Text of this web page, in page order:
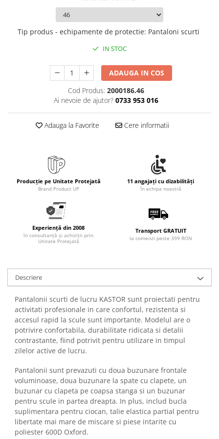
Tip produs - echipamente de protectie: Pantaloni scurti
IN STOC
ADAUGA IN COS
Cod Produs: 2000186.46
Ai nevoie de ajutor? 0733 953 016
Adauga la Favorite Cere informatii
Producție pe Unitate Protejată
Brand Product UP
11 angajați cu dizabilități
în echipa noastră
Experiență din 2008
în consultanță și achiziții prin
Unitate Protejată
Transport GRATUIT
la comenzi peste 399 RON
Descriere
Pantalonii scurti de lucru KASTOR sunt proiectati pentru
activitati profesionale in care confortul, rezistenta si
accesul rapid la scule sunt importante. Modelul are o
potrivire confortabila, durabilitate ridicata si detalii
contrastante, fiind potrivit pentru utilizare in timpul
zilelor active de lucru.
Pantalonii sunt prevazuti cu doua buzunare frontale
voluminoase, doua buzunare la spate cu clapete, un
buzunar cu clapeta pe coapsa stanga si un buzunar
pentru scule in partea dreapta. In plus, includ bucla
suplimentara pentru ciocan, talie elastica partial pentru
libertate mai mare de miscare si piese intarite cu
poliester 600D Oxford.